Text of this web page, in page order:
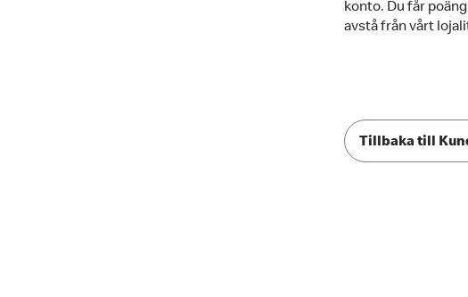
konto. Du får
avstå från vårt
Tillbaka till